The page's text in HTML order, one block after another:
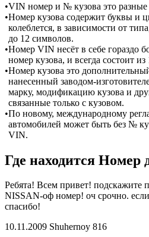
•VIN номер и № кузова это разные
•Номер кузова содержит буквы и
колеблется, в зависимости от
до 12 символов.
•Номер VIN несёт в себе гораздо
номер кузова, и всегда состоит
•Номер кузова это
нанесенный заводом-
марку, модификацию кузова и
связанные только с кузовом.
•По новому, международному
автомобилей может быть без №
VIN.
Где находится Номер
Ребята! Всем привет! подскажите
NISSAN-оф номер! оч срочно.
спасибо!
10.11.2009 Shuhernoy 816